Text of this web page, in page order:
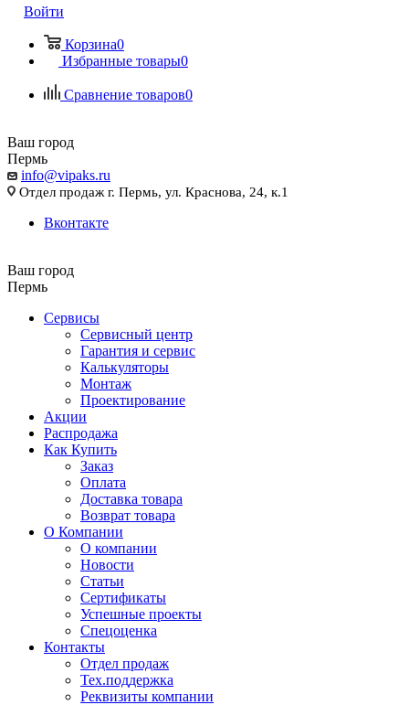
Войти
Корзина0
Избранные товары0
Сравнение товаров0
Ваш город
Пермь
info@vipaks.ru
Отдел продаж г. Пермь, ул. Краснова, 24, к.1
Вконтакте
Ваш город
Пермь
Сервисы
Сервисный центр
Гарантия и сервис
Калькуляторы
Монтаж
Проектирование
Акции
Распродажа
Как Купить
Заказ
Оплата
Доставка товара
Возврат товара
О Компании
О компании
Новости
Статьи
Сертификаты
Успешные проекты
Спецоценка
Контакты
Отдел продаж
Тех.поддержка
Реквизиты компании